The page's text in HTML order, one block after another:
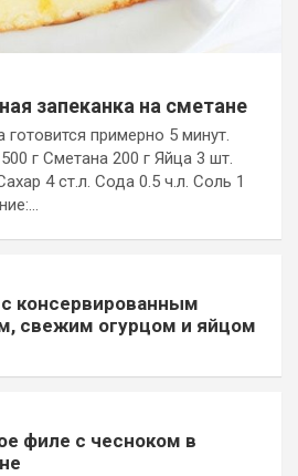
запеканка на сметане
примерно 5 минут.
г Сметана 200 г Яйца 3 шт.
4 ст.л. Сода 0.5 ч.л. Соль 1
консервированным
свежим огурцом и яйцом
филе с чесноком в